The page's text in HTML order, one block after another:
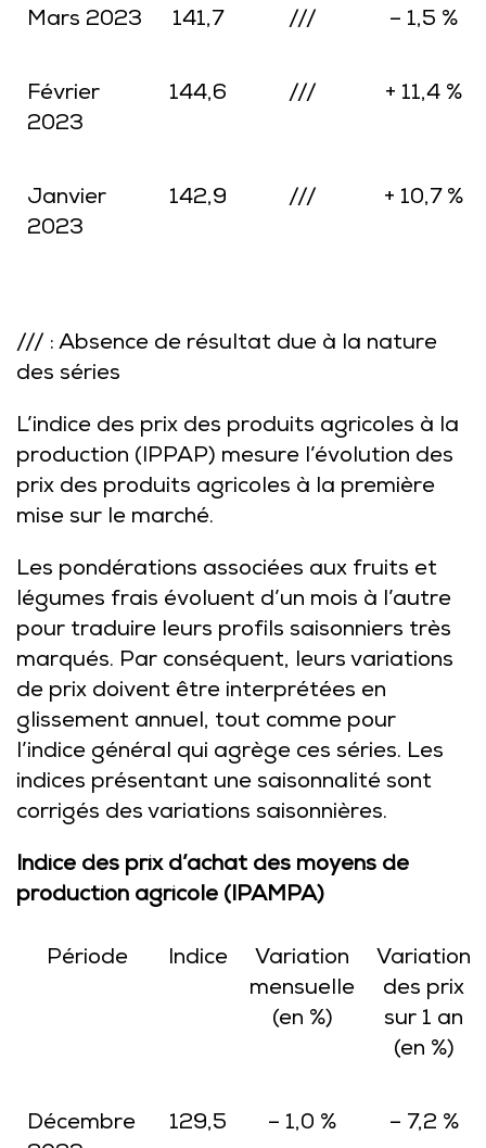
Mars 2023 141,7 /// – 1,5 %
Février
2023
144,6 /// + 11,4 %
Janvier
2023
142,9 /// + 10,7 %
/// : Absence de résultat due à la nature
des séries
L’indice des prix des produits agricoles à la
production (IPPAP) mesure l’évolution des
prix des produits agricoles à la première
mise sur le marché.
Les pondérations associées aux fruits et
légumes frais évoluent d’un mois à l’autre
pour traduire leurs profils saisonniers très
marqués. Par conséquent, leurs variations
de prix doivent être interprétées en
glissement annuel, tout comme pour
l’indice général qui agrège ces séries. Les
indices présentant une saisonnalité sont
corrigés des variations saisonnières.
Indice des prix d’achat des moyens de
production agricole (IPAMPA)
Période Indice
Variation
mensuelle
(en %)
Variation
des prix
sur 1 an
(en %)
Décembre
129,5 – 1,0 % – 7,2 %